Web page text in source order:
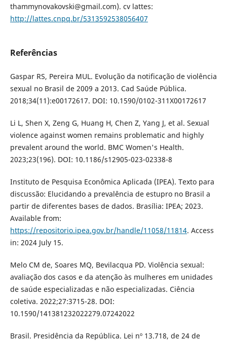
thammynovakovski@gmail.com). cv lattes:
http://lattes.cnpq.br/5313592538056407
Referências
Gaspar RS, Pereira MUL. Evolução da notificação de violência
sexual no Brasil de 2009 a 2013. Cad Saúde Pública.
2018;34(11):e00172617. DOI: 10.1590/0102-311X00172617
Li L, Shen X, Zeng G, Huang H, Chen Z, Yang J, et al. Sexual
violence against women remains problematic and highly
prevalent around the world. BMC Women's Health.
2023;23(196). DOI: 10.1186/s12905-023-02338-8
Instituto de Pesquisa Econômica Aplicada (IPEA). Texto para
discussão: Elucidando a prevalência de estupro no Brasil a
partir de diferentes bases de dados. Brasília: IPEA; 2023.
Available from:
https://repositorio.ipea.gov.br/handle/11058/11814. Access
in: 2024 July 15.
Melo CM de, Soares MQ, Bevilacqua PD. Violência sexual:
avaliação dos casos e da atenção às mulheres em unidades
de saúde especializadas e não especializadas. Ciência
coletiva. 2022;27:3715-28. DOI:
10.1590/141381232022279.07242022
Brasil. Presidência da República. Lei nº 13.718, de 24 de